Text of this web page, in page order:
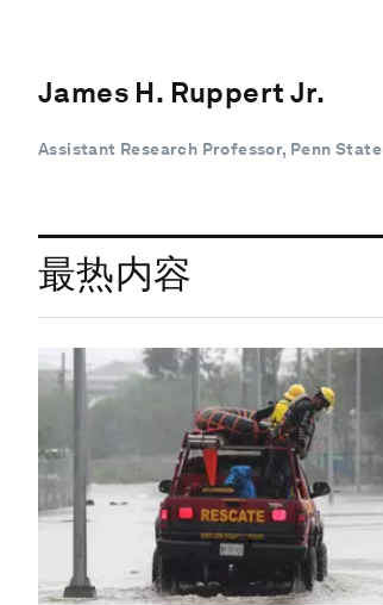
James H. Ruppert Jr.
Assistant Research Professor, Penn State
最热内容